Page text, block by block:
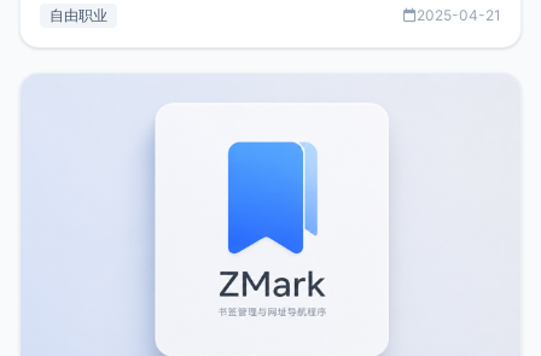
了我的首个产品ImgURL的真实数据和产品现状。自我介绍大
自由职业 2025-04-21